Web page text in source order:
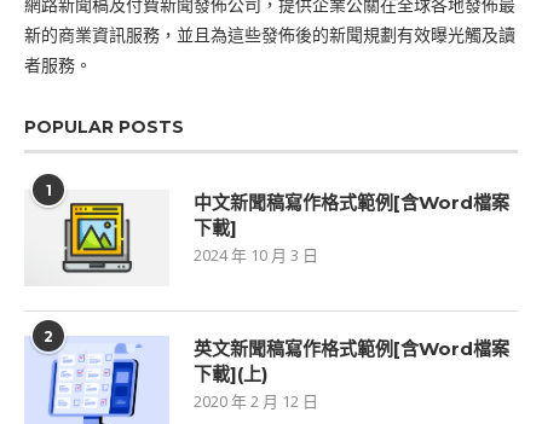
新的商業資訊服務，並且為這些發佈後的新聞規劃有效曝光觸及讀
者服務。
POPULAR POSTS
1
中文新聞稿寫作格式範例[含Word檔案
下載]
2024 年 10 月 3 日
2
英文新聞稿寫作格式範例[含Word檔案
下載](上)
2020 年 2 月 12 日